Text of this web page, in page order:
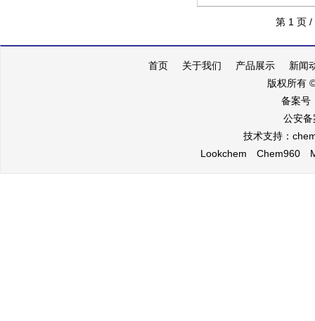
第 1 页 /
首页 关于我们 产品展示
新闻
版权所有
备案号
公安
技术支持：
Lookchem
Chem960